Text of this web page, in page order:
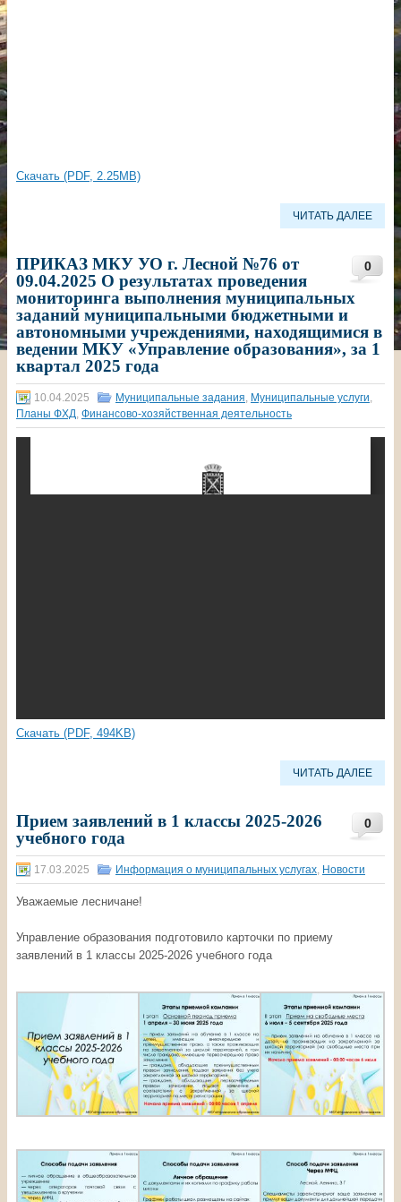
Скачать (PDF, 2.25MB)
ЧИТАТЬ ДАЛЕЕ
0
ПРИКАЗ МКУ УО г. Лесной №76 от
09.04.2025 О результатах проведения
мониторинга выполнения муниципальных
заданий муниципальными бюджетными и
автономными учреждениями, находящимися в
ведении МКУ «Управление образования», за 1
квартал 2025 года
10.04.2025 Муниципальные задания, Муниципальные услуги,
Планы ФХД, Финансово-хозяйственная деятельность
Скачать (PDF, 494KB)
ЧИТАТЬ ДАЛЕЕ
0
Прием заявлений в 1 классы 2025-2026
учебного года
17.03.2025 Информация о муниципальных услугах, Новости
Уважаемые лесничане!
Управление образования подготовило карточки по приему
заявлений в 1 классы 2025-2026 учебного года